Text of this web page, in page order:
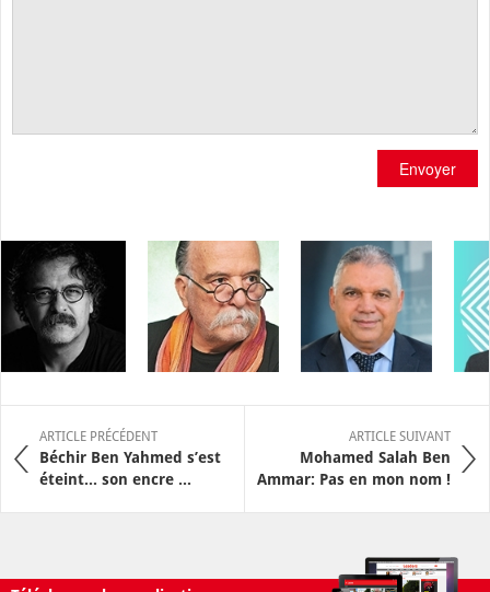
Envoyer
ARTICLE PRÉCÉDENT
Béchir Ben Yahmed s’est
éteint... son encre ...
ARTICLE SUIVANT
Mohamed Salah Ben
Ammar: Pas en mon nom !